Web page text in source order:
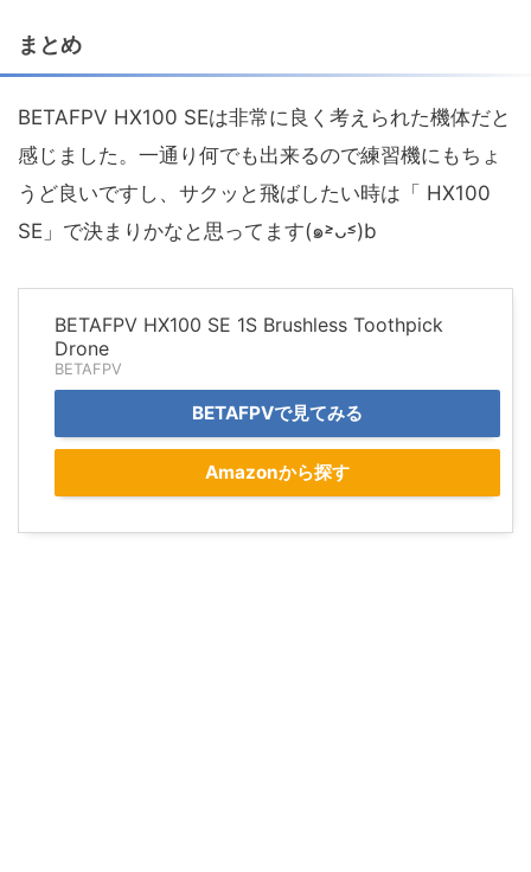
まとめ
BETAFPV HX100 SEは非常に良く考えられた機体だと
感じました。一通り何でも出来るので練習機にもちょ
うど良いですし、サクッと飛ばしたい時は「 HX100
SE」で決まりかなと思ってます(๑˃̵ᴗ˂̵)b
BETAFPV HX100 SE 1S Brushless Toothpick
Drone
BETAFPV
BETAFPVで見てみる
Amazonから探す